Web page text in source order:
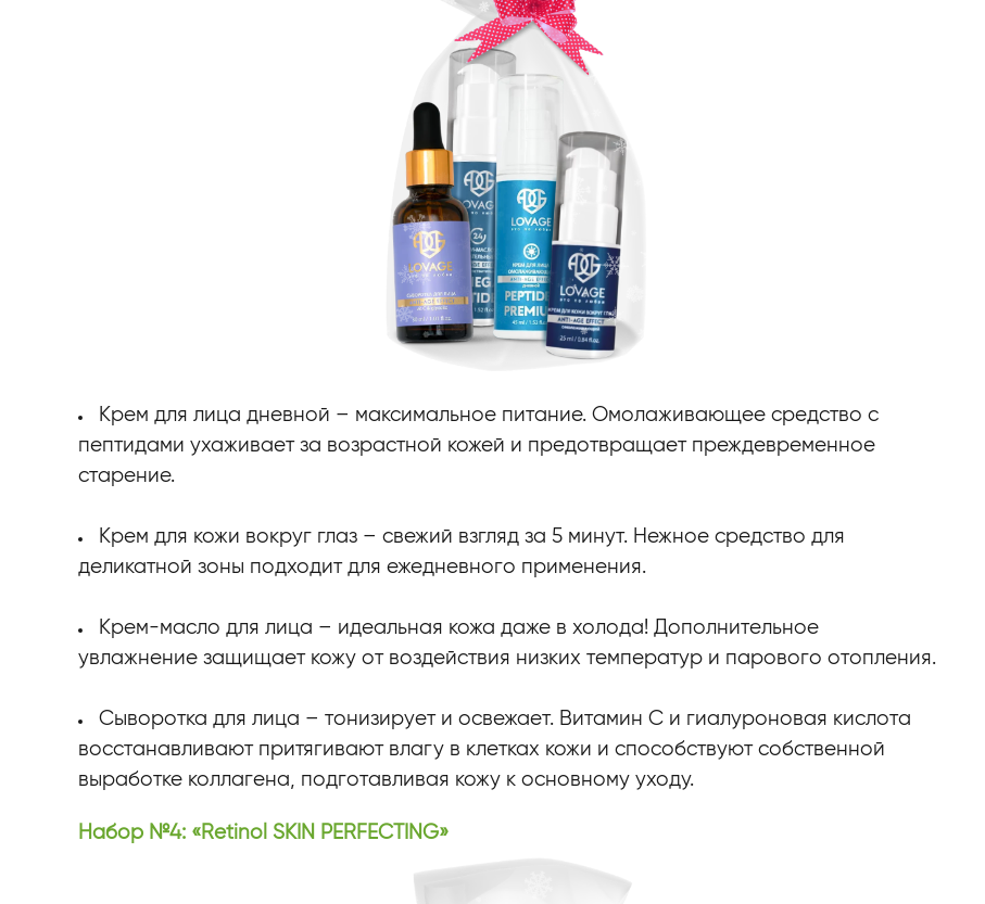
Крем для лица дневной – максимальное питание. Омолаживающее средство с
пептидами ухаживает за возрастной кожей и предотвращает преждевременное
старение.
Крем для кожи вокруг глаз – свежий взгляд за 5 минут. Нежное средство для
деликатной зоны подходит для ежедневного применения.
Крем-масло для лица – идеальная кожа даже в холода! Дополнительное
увлажнение защищает кожу от воздействия низких температур и парового отопления.
Сыворотка для лица – тонизирует и освежает. Витамин С и гиалуроновая кислота
восстанавливают притягивают влагу в клетках кожи и способствуют собственной
выработке коллагена, подготавливая кожу к основному уходу.
Набор №4: «Retinol SKIN PERFECTING»